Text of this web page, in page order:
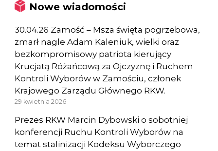
Nowe wiadomości
30.04.26 Zamość – Msza święta pogrzebowa,
zmarł nagle Adam Kaleniuk, wielki oraz
bezkompromisowy patriota kierujący
Krucjatą Różańcową za Ojczyznę i Ruchem
Kontroli Wyborów w Zamościu, członek
Krajowego Zarządu Głównego RKW.
29 kwietnia 2026
Prezes RKW Marcin Dybowski o sobotniej
konferencji Ruchu Kontroli Wyborów na
temat stalinizacji Kodeksu Wyborczego